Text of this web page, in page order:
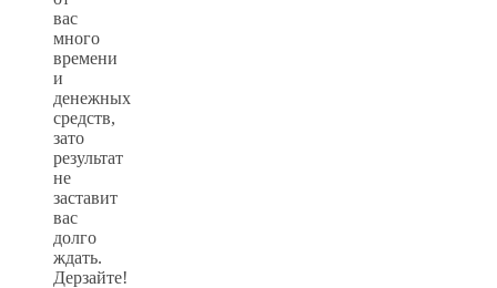
вас
много
времени
и
денежных
средств,
зато
результат
не
заставит
вас
долго
ждать.
Дерзайте!